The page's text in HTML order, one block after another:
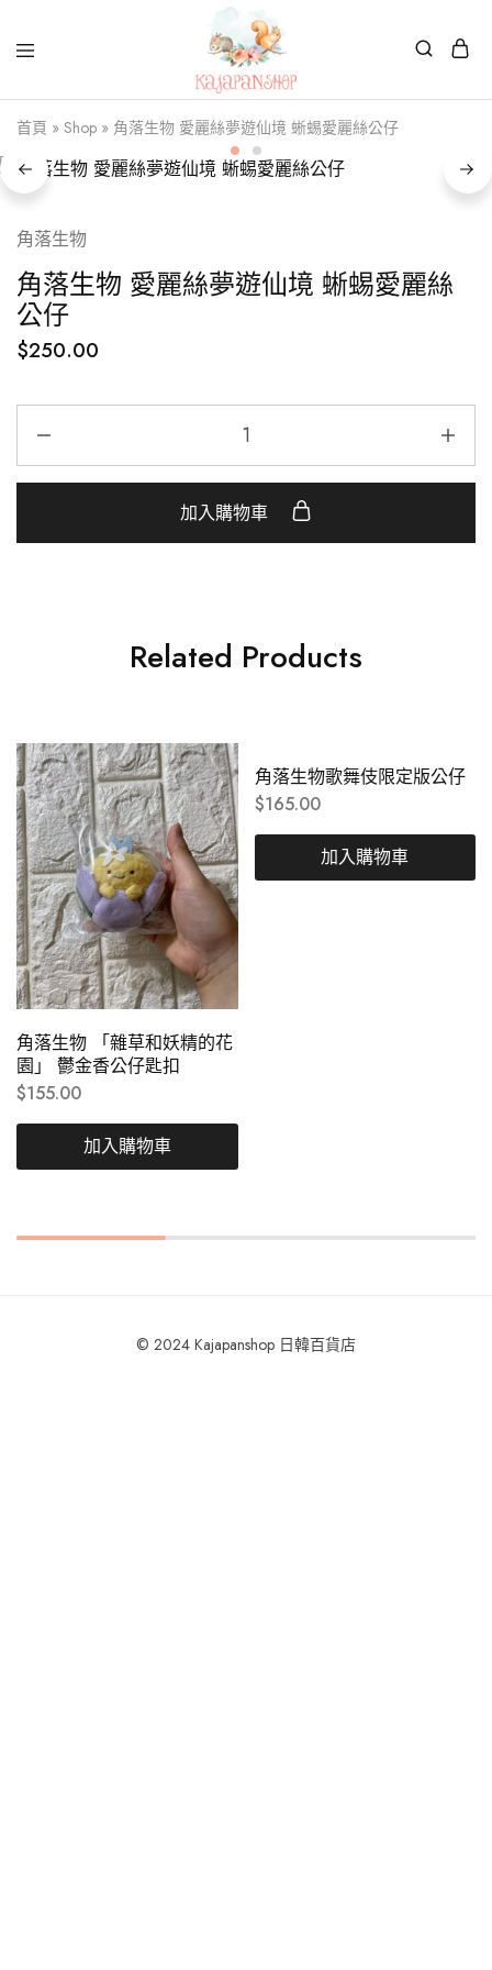
Kajapanshop
日
韓
百
貨
首頁 » Shop » 角落生物 愛麗絲夢遊仙境 蜥蜴愛麗絲公仔
角落生物
角落生物 愛麗絲夢遊仙境 蜥蜴愛麗絲
公仔
$250.00
加入購物車
Related Products
角落生物 「雜草和妖精的花
園」 鬱金香公仔匙扣
$155.00
加入購物車
角落生物歌舞伎限定版公仔
$165.00
加入購物車
© 2024 Kajapanshop 日韓百貨店